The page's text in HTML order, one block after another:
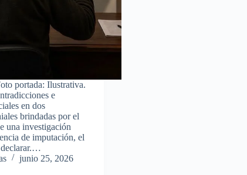
portada: Ilustrativa.
e
en dos
brindadas por el
una investigación
de imputación, el
declarar.…
junio 25, 2026